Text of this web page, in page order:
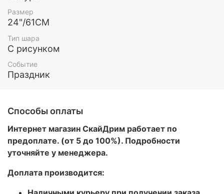
Размер
24"/61СМ
Тип шара
С рисунком
Событие
Праздник
Способы оплаты
Интернет магазин СкайДрим работает по
предоплате. (от 5 до 100%). Подробности
уточняйте у менеджера.
Доплата производится: